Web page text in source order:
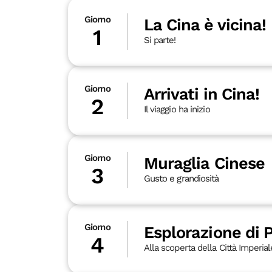
Giorno
1 La Cina è vicina!
Si parte!
Giorno
2 Arrivati in Cina!
Il viaggio ha inizio
Giorno
3 Muraglia Cinese
Gusto e grandiosità
Giorno
4 Esplorazione di
Alla scoperta della Città